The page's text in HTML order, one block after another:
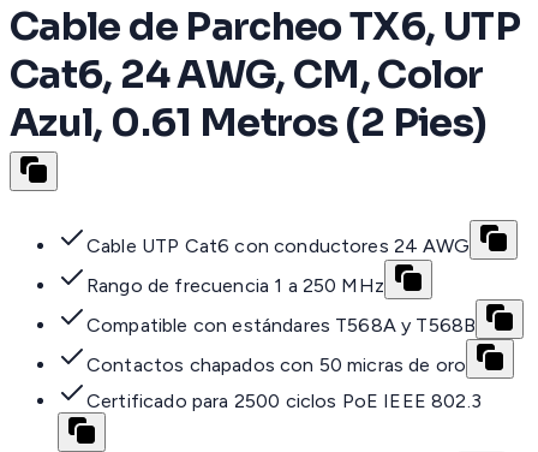
Cable de Parcheo TX6, UTP
Cat6, 24 AWG, CM, Color
Azul, 0.61 Metros (2 Pies)
Cable UTP Cat6 con conductores 24 AWG
Rango de frecuencia 1 a 250 MHz
Compatible con estándares T568A y T568B
Contactos chapados con 50 micras de oro
Certificado para 2500 ciclos PoE IEEE 802.3